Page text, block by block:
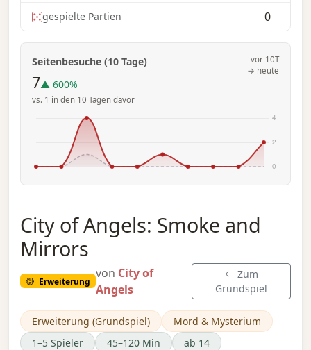
gespielte Partien 0
Seitenbesuche (10 Tage)
7▲ 600%
vs. 1 in den 10 Tagen davor
vor 10T
→ heute
City of Angels: Smoke and
Mirrors
Erweiterung
von City of
Angels
Zum
Grundspiel
Erweiterung (Grundspiel)
Mord & Mysterium
1–5 Spieler
45–120 Min
ab 14